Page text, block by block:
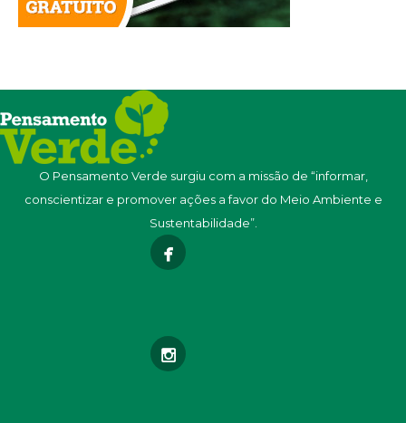
O Pensamento Verde surgiu com a missão de “informar,
conscientizar e promover ações a favor do Meio Ambiente e
Sustentabilidade”.